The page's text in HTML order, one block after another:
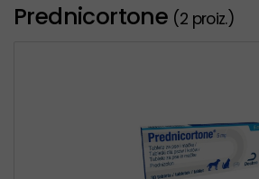
Prednicortone (2 proiz.)